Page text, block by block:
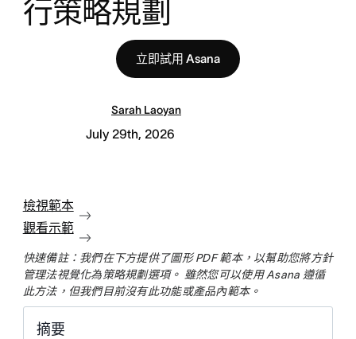
行策略規劃
立即試用 Asana
Sarah Laoyan
July 29th, 2026
檢視範本
觀看示範
快速備註：我們在下方提供了圖形 PDF 範本，以幫助您將方針
管理法視覺化為策略規劃選項。 雖然您可以使用 Asana 遵循
此方法，但我們目前沒有此功能或產品內範本。
摘要